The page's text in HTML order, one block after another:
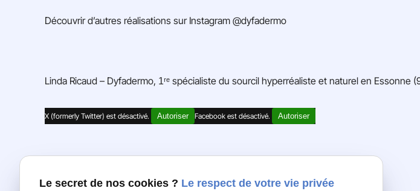
Découvrir d’autres réalisations sur Instagram @dyfadermo
Linda Ricaud – Dyfadermo, 1ʳᵉ spécialiste du sourcil hyperréaliste et naturel en Essonne
X (formerly Twitter) est désactivé. Autoriser Facebook est désactivé. Autoriser
Le secret de nos cookies ? Le respect de votre vie privée